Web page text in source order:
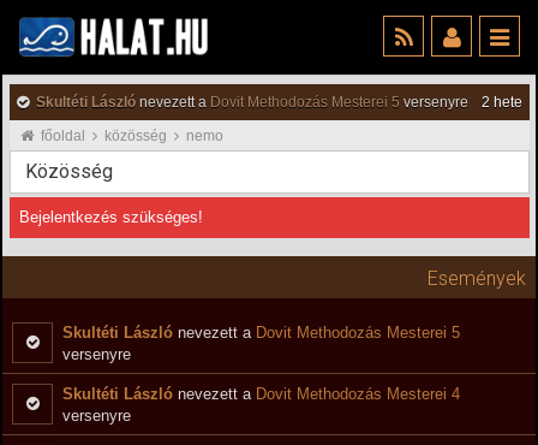
Skultéti László nevezett a Dovit Methodozás Mesterei 5 versenyre
2 hete
főoldal
közösség nemo
Közösség
Bejelentkezés szükséges!
Események
Skultéti László nevezett a Dovit Methodozás Mesterei 5
versenyre
Skultéti László nevezett a Dovit Methodozás Mesterei 4
versenyre